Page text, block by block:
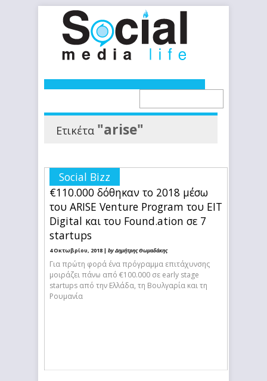
Ετικέτα "arise"
Social Bizz
€110.000 δόθηκαν το 2018 μέσω
του ARISE Venture Program του EIT
Digital και του Found.ation σε 7
startups
4 Οκτωβρίου, 2018 | by Δημήτρης Θωμαδάκης
Για πρώτη φορά ένα πρόγραμμα επιτάχυνσης
μοιράζει πάνω από €100.000 σε early stage
startups από την Ελλάδα, τη Βουλγαρία και τη
Ρουμανία